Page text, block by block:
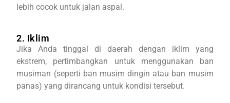
lebih cocok untuk jalan aspal.
2. Iklim
Jika Anda tinggal di daerah dengan iklim yang
ekstrem, pertimbangkan untuk menggunakan ban
musiman (seperti ban musim dingin atau ban musim
panas) yang dirancang untuk kondisi tersebut.